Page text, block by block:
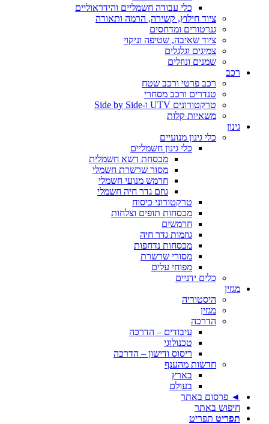
כלי עבודה חשמליים והידראוליים
ציוד חילוץ, קשירה, הרמה ותאורה
גנרטורים ומדחסים
ציוד שאיבה, שטיפה וניקוי
צמיגים וגלגלים
שמנים ונוזלים
רכב
רכב פרטי ורכב שטח
טנדרים ורכב מסחרי
טרקטורונים UTV ו-Side by Side
משאיות קלות
גינון
כלי גינון מנועיים
כלי גינון חשמליים
מכסחת דשא חשמלית
מסור שרשרת חשמלי
חרמש מנועי חשמלי
גוזם גדר חיה חשמלי
טרקטורוני כיסוח
מכסחות תופים וצלחות
חרמשים
גוזמות גדר חיה
מכסחות נדחפות
מסורי שרשרת
מפוחי עלים
כלים ידניים
מגזין
היסטוריה
מגזין
הדרכה
עיבודים – הדרכה
טכנולוגי
ריסוס ודישון – הדרכה
חדשות מהענף
בארץ
בעולם
◄ פרסום באתר
חיפוש באתר
תפריט תפריט